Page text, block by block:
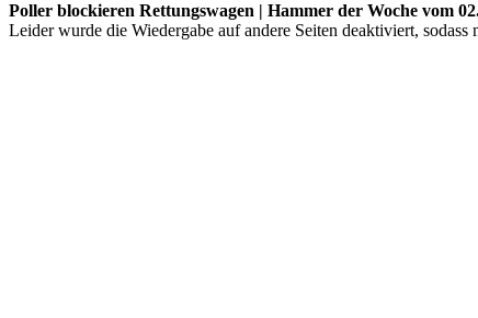
Poller blockieren Rettungswagen | Hammer der Woche vom
Leider wurde die Wiedergabe auf andere Seiten deaktiviert, sodass